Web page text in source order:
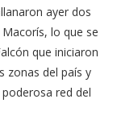
ayer dos
lo que se
que inicia­ron
zo­nas del país y
red del